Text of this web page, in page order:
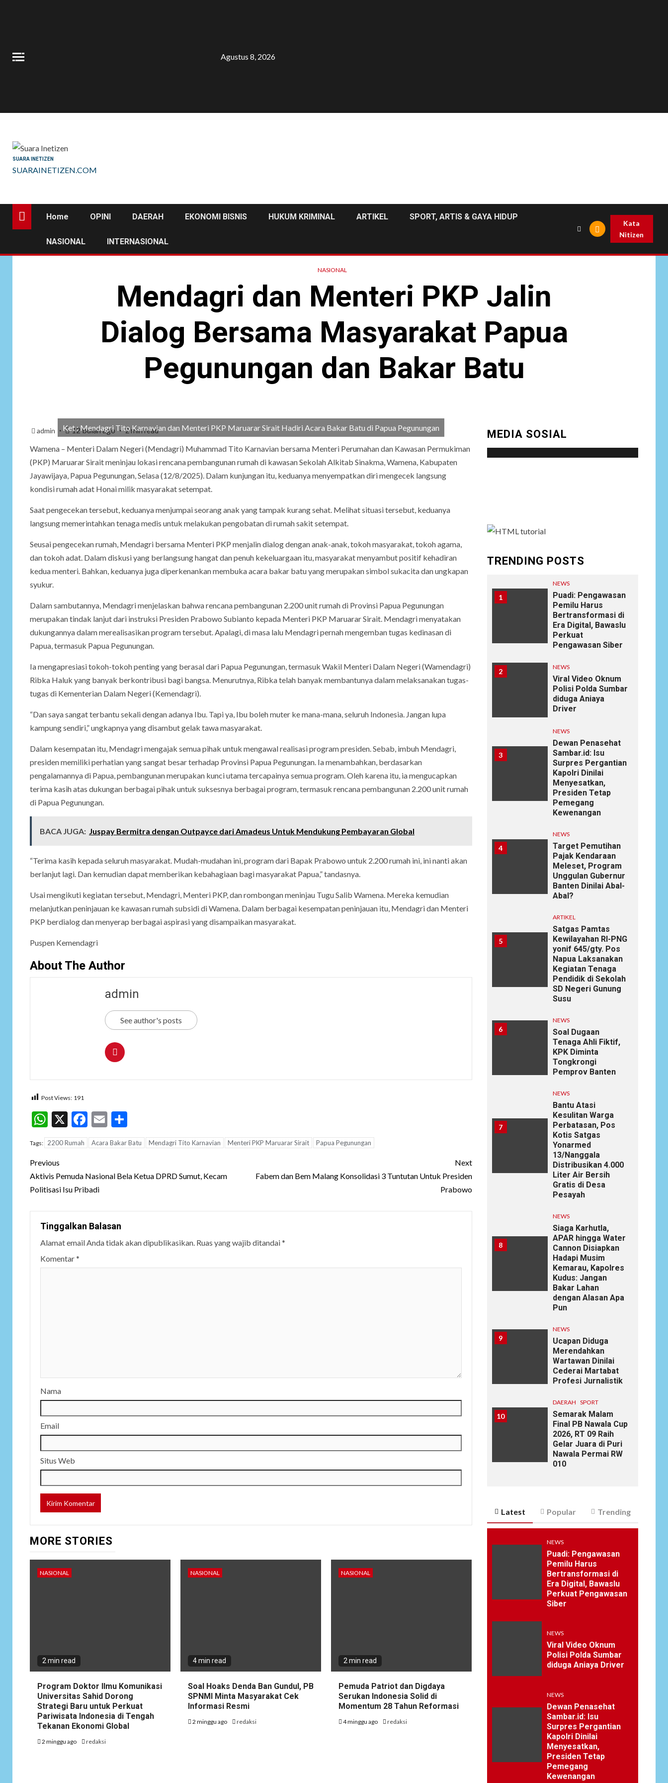
Agustus 8, 2026
SUARA INETIZEN
SUARAINETIZEN.COM
Home OPINI DAERAH EKONOMI BISNIS HUKUM KRIMINAL ARTIKEL SPORT, ARTIS & GAYA HIDUP
NASIONAL INTERNASIONAL
Kata
Nitizen
NASIONAL
Mendagri dan Menteri PKP Jalin
Dialog Bersama Masyarakat Papua
Pegunungan dan Bakar Batu
admin 12 bulan ago 2 min read
Ket : Mendagri Tito Karnavian dan Menteri PKP Maruarar Sirait Hadiri Acara Bakar Batu di Papua Pegunungan
Wamena – Menteri Dalam Negeri (Mendagri) Muhammad Tito Karnavian bersama Menteri Perumahan dan Kawasan Permukiman
(PKP) Maruarar Sirait meninjau lokasi rencana pembangunan rumah di kawasan Sekolah Alkitab Sinakma, Wamena, Kabupaten
Jayawijaya, Papua Pegunungan, Selasa (12/8/2025). Dalam kunjungan itu, keduanya menyempatkan diri mengecek langsung
kondisi rumah adat Honai milik masyarakat setempat.
Saat pengecekan tersebut, keduanya menjumpai seorang anak yang tampak kurang sehat. Melihat situasi tersebut, keduanya
langsung memerintahkan tenaga medis untuk melakukan pengobatan di rumah sakit setempat.
Seusai pengecekan rumah, Mendagri bersama Menteri PKP menjalin dialog dengan anak-anak, tokoh masyarakat, tokoh agama,
dan tokoh adat. Dalam diskusi yang berlangsung hangat dan penuh kekeluargaan itu, masyarakat menyambut positif kehadiran
kedua menteri. Bahkan, keduanya juga diperkenankan membuka acara bakar batu yang merupakan simbol sukacita dan ungkapan
syukur.
Dalam sambutannya, Mendagri menjelaskan bahwa rencana pembangunan 2.200 unit rumah di Provinsi Papua Pegunungan
merupakan tindak lanjut dari instruksi Presiden Prabowo Subianto kepada Menteri PKP Maruarar Sirait. Mendagri menyatakan
dukungannya dalam merealisasikan program tersebut. Apalagi, di masa lalu Mendagri pernah mengemban tugas kedinasan di
Papua, termasuk Papua Pegunungan.
Ia mengapresiasi tokoh-tokoh penting yang berasal dari Papua Pegunungan, termasuk Wakil Menteri Dalam Negeri (Wamendagri)
Ribka Haluk yang banyak berkontribusi bagi bangsa. Menurutnya, Ribka telah banyak membantunya dalam melaksanakan tugas-
tugas di Kementerian Dalam Negeri (Kemendagri).
“Dan saya sangat terbantu sekali dengan adanya Ibu. Tapi ya, Ibu boleh muter ke mana-mana, seluruh Indonesia. Jangan lupa
kampung sendiri,” ungkapnya yang disambut gelak tawa masyarakat.
Dalam kesempatan itu, Mendagri mengajak semua pihak untuk mengawal realisasi program presiden. Sebab, imbuh Mendagri,
presiden memiliki perhatian yang sangat besar terhadap Provinsi Papua Pegunungan. Ia menambahkan, berdasarkan
pengalamannya di Papua, pembangunan merupakan kunci utama tercapainya semua program. Oleh karena itu, ia mengucapkan
terima kasih atas dukungan berbagai pihak untuk suksesnya berbagai program, termasuk rencana pembangunan 2.200 unit rumah
di Papua Pegunungan.
BACA JUGA: Juspay Bermitra dengan Outpayce dari Amadeus Untuk Mendukung Pembayaran Global
“Terima kasih kepada seluruh masyarakat. Mudah-mudahan ini, program dari Bapak Prabowo untuk 2.200 rumah ini, ini nanti akan
berlanjut lagi. Dan kemudian dapat memberikan kebahagiaan bagi masyarakat Papua,” tandasnya.
Usai mengikuti kegiatan tersebut, Mendagri, Menteri PKP, dan rombongan meninjau Tugu Salib Wamena. Mereka kemudian
melanjutkan peninjauan ke kawasan rumah subsidi di Wamena. Dalam berbagai kesempatan peninjauan itu, Mendagri dan Menteri
PKP berdialog dan menyerap berbagai aspirasi yang disampaikan masyarakat.
Puspen Kemendagri
About The Author
admin
See author's posts
Post Views: 191
WhatsApp
X Facebook
Email
Tags: 2200 Rumah Acara Bakar Batu Mendagri Tito Karnavian Menteri PKP Maruarar Sirait Papua Pegunungan
Post
navigation
Previous
Aktivis Pemuda Nasional Bela Ketua DPRD Sumut, Kecam
Politisasi Isu Pribadi
Next
Fabem dan Bem Malang Konsolidasi 3 Tuntutan Untuk Presiden
Prabowo
Tinggalkan Balasan
Alamat email Anda tidak akan dipublikasikan. Ruas yang wajib ditandai*
Komentar*
Nama
Email
Situs Web
MORE STORIES
NASIONAL
2 min read
Program Doktor Ilmu Komunikasi
Universitas Sahid Dorong
Strategi Baru untuk Perkuat
Pariwisata Indonesia di Tengah
Tekanan Ekonomi Global
2 minggu ago redaksi
NASIONAL
4 min read
Soal Hoaks Denda Ban Gundul, PB
SPNMI Minta Masyarakat Cek
Informasi Resmi
2 minggu ago redaksi
NASIONAL
2 min read
Pemuda Patriot dan Digdaya
Serukan Indonesia Solid di
Momentum 28 Tahun Reformasi
4 minggu ago redaksi
MEDIA SOSIAL
TRENDING POSTS
1
NEWS
Puadi: Pengawasan
Pemilu Harus
Bertransformasi di
Era Digital, Bawaslu
Perkuat
Pengawasan Siber
2 NEWS
Viral Video Oknum
Polisi Polda Sumbar
diduga Aniaya
Driver
3
NEWS
Dewan Penasehat
Sambar.id: Isu
Surpres Pergantian
Kapolri Dinilai
Menyesatkan,
Presiden Tetap
Pemegang
Kewenangan
4
NEWS
Target Pemutihan
Pajak Kendaraan
Meleset, Program
Unggulan Gubernur
Banten Dinilai Abal-
Abal?
5
ARTIKEL
Satgas Pamtas
Kewilayahan RI-PNG
yonif 645/gty. Pos
Napua Laksanakan
Kegiatan Tenaga
Pendidik di Sekolah
SD Negeri Gunung
Susu
6
NEWS
Soal Dugaan
Tenaga Ahli Fiktif,
KPK Diminta
Tongkrongi
Pemprov Banten
7
NEWS
Bantu Atasi
Kesulitan Warga
Perbatasan, Pos
Kotis Satgas
Yonarmed
13/Nanggala
Distribusikan 4.000
Liter Air Bersih
Gratis di Desa
Pesayah
8
NEWS
Siaga Karhutla,
APAR hingga Water
Cannon Disiapkan
Hadapi Musim
Kemarau, Kapolres
Kudus: Jangan
Bakar Lahan
dengan Alasan Apa
Pun
9
NEWS
Ucapan Diduga
Merendahkan
Wartawan Dinilai
Cederai Martabat
Profesi Jurnalistik
10
DAERAH SPORT
Semarak Malam
Final PB Nawala Cup
2026, RT 09 Raih
Gelar Juara di Puri
Nawala Permai RW
010
Latest Popular Trending
NEWS
Puadi: Pengawasan
Pemilu Harus
Bertransformasi di
Era Digital, Bawaslu
Perkuat Pengawasan
Siber
NEWS
Viral Video Oknum
Polisi Polda Sumbar
diduga Aniaya Driver
NEWS
Dewan Penasehat
Sambar.id: Isu
Surpres Pergantian
Kapolri Dinilai
Menyesatkan,
Presiden Tetap
Pemegang
Kewenangan